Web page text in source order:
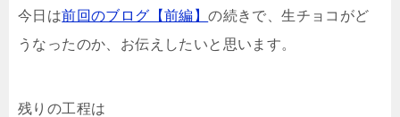
今日は前回のブログ【前編】の続きで、生チョコがど
うなったのか、お伝えしたいと思います。
残りの工程は